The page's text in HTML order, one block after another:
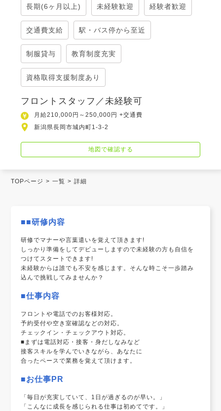
長期(6ヶ月以上) 未経験歓迎 経験者歓迎
交通費支給 駅・バス停から至近
制服貸与 教育制度充実
資格取得支援制度あり
フロントスタッフ／未経験可
月給210,000円～250,000円 +交通費
新潟県長岡市城内町1-3-2
地図で確認する
TOPページ 一覧 詳細
■■研修内容
研修でマナーや言葉遣いを覚えて頂きます!
しっかり準備をしてデビューしますので未経験の方も自信を
つけてスタートできます!
未経験からは誰でも不安を感じます。そんな時こそ一歩踏み
込んで挑戦してみませんか？
■仕事内容
フロントや電話でのお客様対応。
予約受付や空き室確認などの対応。
チェックイン・チェックアウト対応。
■まずは電話対応・接客・身だしなみなど
接客スキルを学んでいきながら、あなたに
合ったペースで業務を覚えて頂けます。
■お仕事PR
「毎日が充実していて、1日が過ぎるのが早い。」
「こんなに成長を感じられる仕事は初めてです。」